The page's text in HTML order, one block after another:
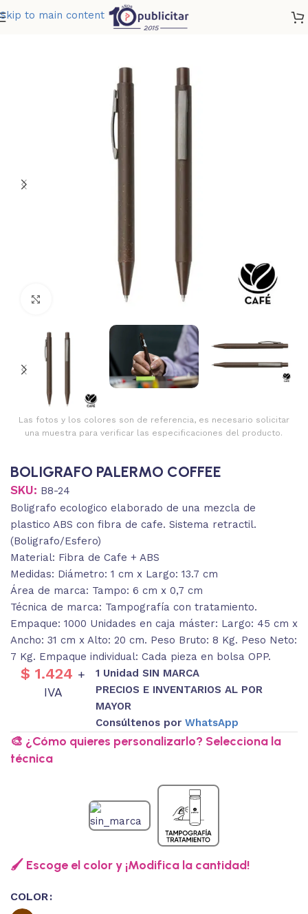
Skip to main content
BOLIGRAFO PALERMO COFFEE
Clic para ampliar
Las fotos y los colores son de referencia, es necesario solicitar
una muestra para verificar las especificaciones del producto.
BOLIGRAFO PALERMO COFFEE
SKU: B8-24
Boligrafo ecologico elaborado de una mezcla de
plastico ABS con fibra de cafe. Sistema retractil.
(Boligrafo/Esfero)
Material: Fibra de Cafe + ABS
Medidas: Diámetro: 1 cm x Largo: 13.7 cm
Área de marca: Tampo: 6 cm x 0,7 cm
Técnica de marca: Tampografía con tratamiento.
Empaque: 1000 Unidades en caja máster: Largo: 45 cm x
Ancho: 31 cm x Alto: 20 cm. Peso Bruto: 8 Kg. Peso Neto:
7 Kg. Empaque individual: Cada pieza en bolsa OPP.
$ 1.424 +
IVA
1 Unidad SIN MARCA
PRECIOS E INVENTARIOS AL POR
MAYOR
Consúltenos porWhatsApp
🎨 ¿Cómo quieres personalizarlo? Selecciona la
técnica
🖌️ Escoge el color y ¡Modifica la cantidad!
COLOR